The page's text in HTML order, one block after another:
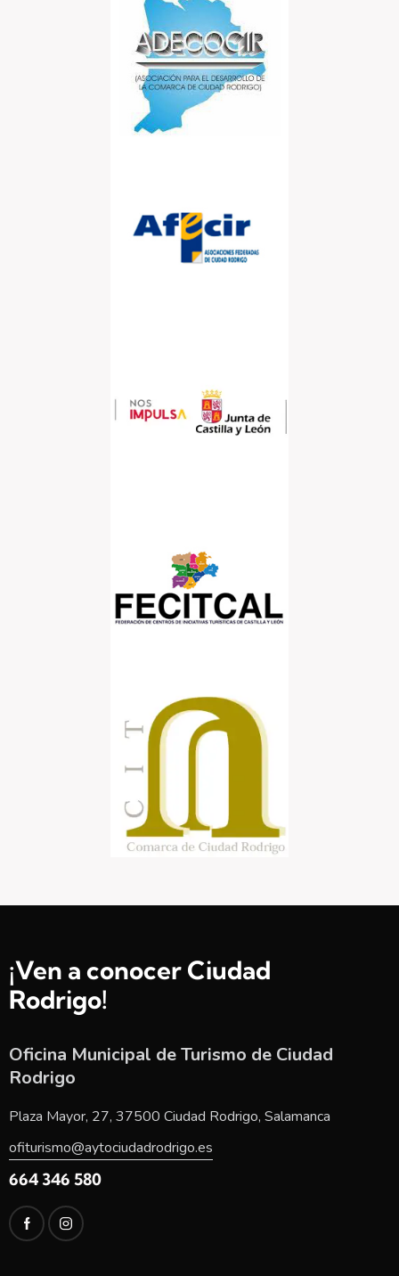
¡Ven a conocer Ciudad
Rodrigo!
Oficina Municipal de Turismo de Ciudad
Rodrigo
Plaza Mayor, 27, 37500 Ciudad Rodrigo, Salamanca
ofiturismo@aytociudadrodrigo.es
664 346 580